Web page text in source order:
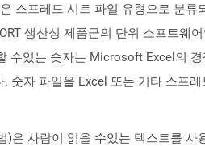
스프레드 시트 파일 유형으로 분
생산성 제품군의 단위 소프트웨
수있는 숫자는 Microsoft Excel의
숫자 파일을 Excel 또는 기타 스프
)은 사람이 읽을 수있는 텍스트를